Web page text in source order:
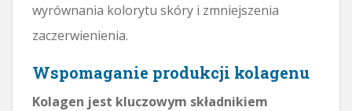
wyrównania kolorytu skóry i zmniejszenia
zaczerwienienia.
Wspomaganie produkcji kolagenu
Kolagen jest kluczowym składnikiem